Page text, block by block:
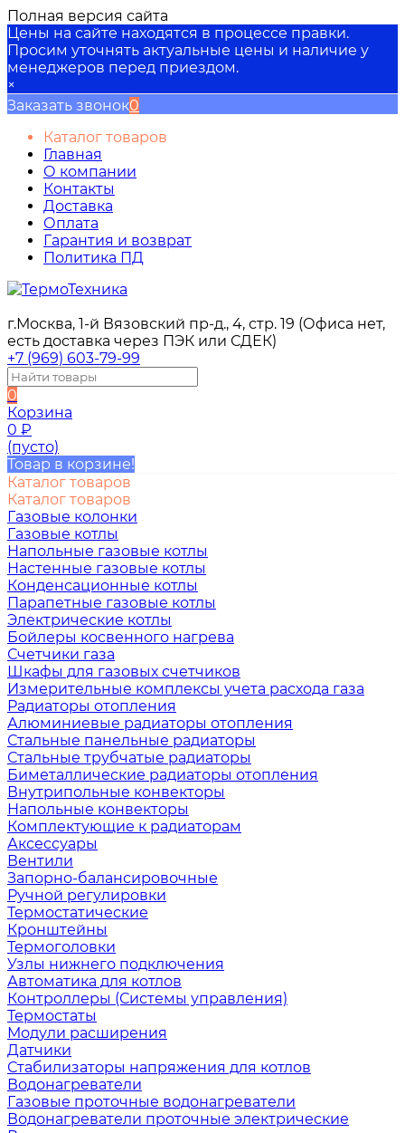
Полная версия сайта
Цены на сайте находятся в процессе правки.
Просим уточнять актуальные цены и наличие у
менеджеров перед приездом.
×
Заказать звонок0
Каталог товаров
Главная
О компании
Контакты
Доставка
Оплата
Гарантия и возврат
Политика ПД
г.Москва, 1-й Вязовский пр-д., 4, стр. 19 (Офиса нет,
есть доставка через ПЭК или СДЕК)
+7 (969) 603-79-99
0
Корзина
0 ₽
(пусто)
Товар в корзине!
Каталог товаров
Каталог товаров
Газовые колонки
Газовые котлы
Напольные газовые котлы
Настенные газовые котлы
Конденсационные котлы
Парапетные газовые котлы
Электрические котлы
Бойлеры косвенного нагрева
Счетчики газа
Шкафы для газовых счетчиков
Измерительные комплексы учета расхода газа
Радиаторы отопления
Алюминиевые радиаторы отопления
Стальные панельные радиаторы
Стальные трубчатые радиаторы
Биметаллические радиаторы отопления
Внутрипольные конвекторы
Напольные конвекторы
Комплектующие к радиаторам
Аксессуары
Вентили
Запорно-балансировочные
Ручной регулировки
Термостатические
Кронштейны
Термоголовки
Узлы нижнего подключения
Автоматика для котлов
Контроллеры (Системы управления)
Термостаты
Модули расширения
Датчики
Стабилизаторы напряжения для котлов
Водонагреватели
Газовые проточные водонагреватели
Водонагреватели проточные электрические